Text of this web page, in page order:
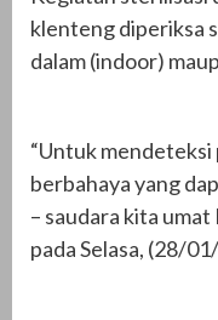
klenteng diperiksa
dalam (indoor)
“Untuk
berbahaya yang
– saudara kita
pada Selasa, (28/